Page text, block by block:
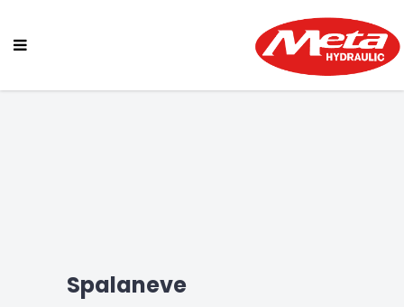
Spalaneve